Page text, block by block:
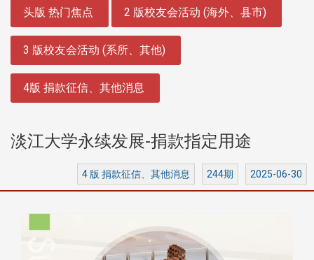
头版 热门焦点 2 版校友会活动 (海外、县市)
3 版校友会活动 (系所、其他)
4版 捐款征信、其他消息
淡江大学永续发展-捐款指定用途
4 版 捐款征信、其他消息 244期 2025-06-30